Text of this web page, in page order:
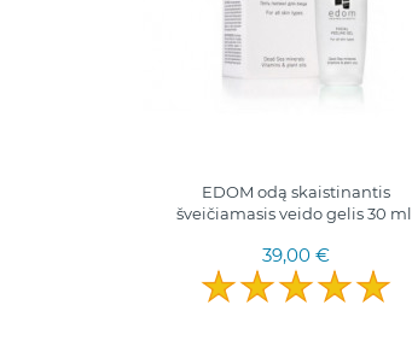
EDOM odą skaistinantis
šveičiamasis veido gelis 30 ml.
39,00 €